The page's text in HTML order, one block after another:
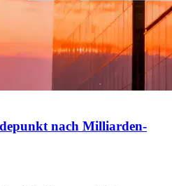
nach Milliarden-